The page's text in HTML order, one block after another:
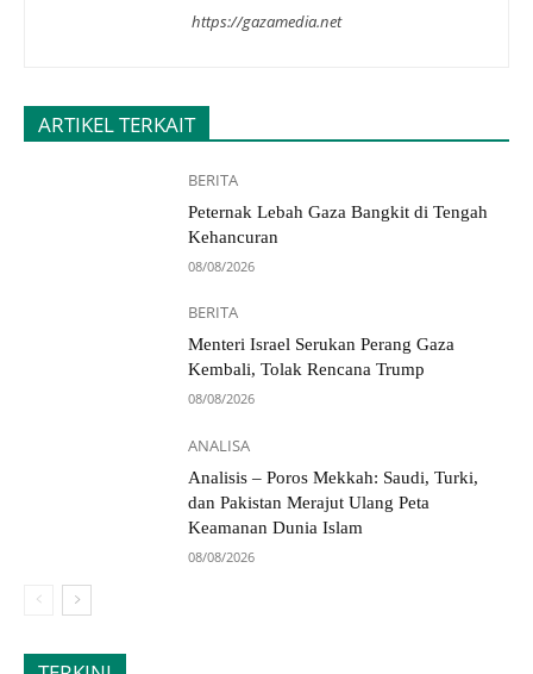
https://gazamedia.net
ARTIKEL TERKAIT
BERITA
Peternak Lebah Gaza Bangkit di Tengah
Kehancuran
08/08/2026
BERITA
Menteri Israel Serukan Perang Gaza
Kembali, Tolak Rencana Trump
08/08/2026
ANALISA
Analisis – Poros Mekkah: Saudi, Turki,
dan Pakistan Merajut Ulang Peta
Keamanan Dunia Islam
08/08/2026